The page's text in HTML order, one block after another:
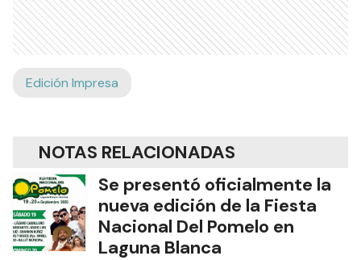
Edición Impresa
NOTAS RELACIONADAS
Se presentó oficialmente la
nueva edición de la Fiesta
Nacional Del Pomelo en
Laguna Blanca